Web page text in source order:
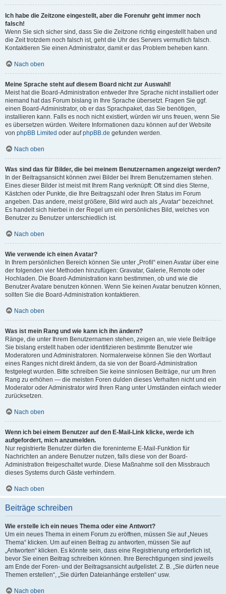
Ich habe die Zeitzone eingestellt, aber die Forenuhr geht immer noch
falsch!
Wenn Sie sich sicher sind, dass Sie die Zeitzone richtig eingestellt haben und
die Zeit trotzdem noch falsch ist, geht die Uhr des Servers vermutlich falsch.
Kontaktieren Sie einen Administrator, damit er das Problem beheben kann.
Nach oben
Meine Sprache steht auf diesem Board nicht zur Auswahl!
Meist hat die Board-Administration entweder Ihre Sprache nicht installiert oder
niemand hat das Forum bislang in Ihre Sprache übersetzt. Fragen Sie ggf.
einen Board-Administrator, ob er das Sprachpaket, das Sie benötigen,
installieren kann. Falls es noch nicht existiert, würden wir uns freuen, wenn Sie
es übersetzen würden. Weitere Informationen dazu können auf der Website
von phpBB Limited oder aufphpBB.de gefunden werden.
Nach oben
Was sind das für Bilder, die bei meinem Benutzernamen angezeigt werden?
In der Beitragsansicht können zwei Bilder bei Ihrem Benutzernamen stehen.
Eines dieser Bilder ist meist mit Ihrem Rang verknüpft: Oft sind dies Sterne,
Kästchen oder Punkte, die Ihre Beitragszahl oder Ihren Status im Forum
angeben. Das andere, meist größere, Bild wird auch als „Avatar“ bezeichnet.
Es handelt sich hierbei in der Regel um ein persönliches Bild, welches von
Benutzer zu Benutzer unterschiedlich ist.
Nach oben
Wie verwende ich einen Avatar?
In Ihrem persönlichen Bereich können Sie unter „Profil“ einen Avatar über eine
der folgenden vier Methoden hinzufügen: Gravatar, Galerie, Remote oder
Hochladen. Die Board-Administration kann bestimmen, ob und wie die
Benutzer Avatare benutzen können. Wenn Sie keinen Avatar benutzen können,
sollten Sie die Board-Administration kontaktieren.
Nach oben
Was ist mein Rang und wie kann ich ihn ändern?
Ränge, die unter Ihrem Benutzernamen stehen, zeigen an, wie viele Beiträge
Sie bislang erstellt haben oder identifizieren bestimmte Benutzer wie
Moderatoren und Administratoren. Normalerweise können Sie den Wortlaut
eines Ranges nicht direkt ändern, da sie von der Board-Administration
festgelegt wurden. Bitte schreiben Sie keine sinnlosen Beiträge, nur um Ihren
Rang zu erhöhen — die meisten Foren dulden dieses Verhalten nicht und ein
Moderator oder Administrator wird Ihren Rang unter Umständen einfach wieder
zurücksetzen.
Nach oben
Wenn ich bei einem Benutzer auf den E-Mail-Link klicke, werde ich
aufgefordert, mich anzumelden.
Nur registrierte Benutzer dürfen die foreninterne E-Mail-Funktion für
Nachrichten an andere Benutzer nutzen, falls diese von der Board-
Administration freigeschaltet wurde. Diese Maßnahme soll den Missbrauch
dieses Systems durch Gäste verhindern.
Nach oben
Beiträge schreiben
Wie erstelle ich ein neues Thema oder eine Antwort?
Um ein neues Thema in einem Forum zu eröffnen, müssen Sie auf „Neues
Thema“ klicken. Um auf einen Beitrag zu antworten, müssen Sie auf
„Antworten“ klicken. Es könnte sein, dass eine Registrierung erforderlich ist,
bevor Sie einen Beitrag schreiben können. Ihre Berechtigungen sind jeweils
am Ende der Foren- und der Beitragsansicht aufgelistet. Z. B. „Sie dürfen neue
Themen erstellen“, „Sie dürfen Dateianhänge erstellen“ usw.
Nach oben